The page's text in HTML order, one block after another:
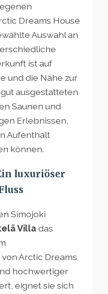
Dreams House
Auswahl an
ist auf
und die Nähe zur
ausgestatteten
Saunen und
Erlebnissen,
Aufenthalt
können.
luxuriöser
Simojoki
Villa das
Arctic Dreams
hochwertiger
eignet sie sich